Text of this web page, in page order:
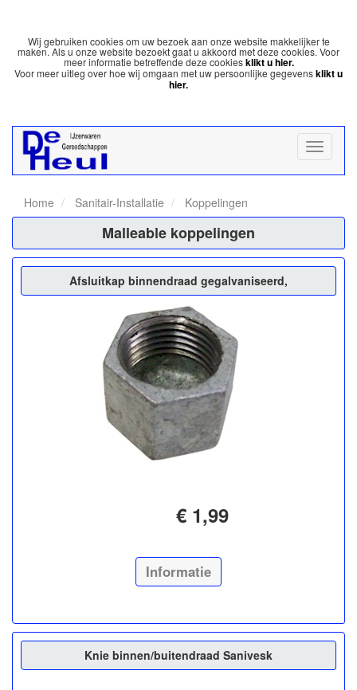
Wij gebruiken cookies om uw bezoek aan onze website makkelijker te
maken. Als u onze website bezoekt gaat u akkoord met deze cookies. Voor
meer informatie betreffende deze cookiesklikt u hier.
Voor meer uitleg over hoe wij omgaan met uw persoonlijke gegevensklikt u
hier.
Home Sanitair-Installatie Koppelingen
Malleable koppelingen
Afsluitkap binnendraad gegalvaniseerd,
€ 1,99
Informatie
Knie binnen/buitendraad Sanivesk